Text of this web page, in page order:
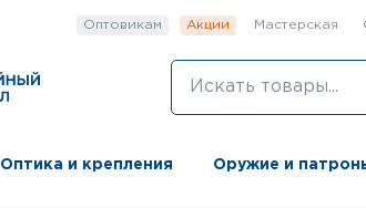
Оптовикам Акции Мастерская
Оптика и крепления Оружие и